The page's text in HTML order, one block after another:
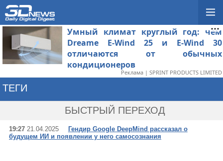
Умный климат круглый год: чем
Dreame E-Wind 25 и E-Wind 30
отличаются от обычных
кондиционеров
Реклама | SPRINT PRODUCTS LIMITED
ТЕГИ
БЫСТРЫЙ ПЕРЕХОД
19:27 21.04.2025
Гендир Google DeepMind рассказал о
будущем ИИ и появлении у него самосознания